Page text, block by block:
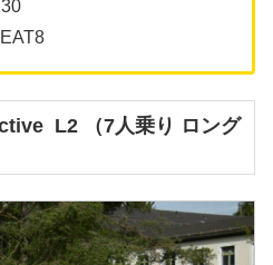
L2 （7人乗り ロング